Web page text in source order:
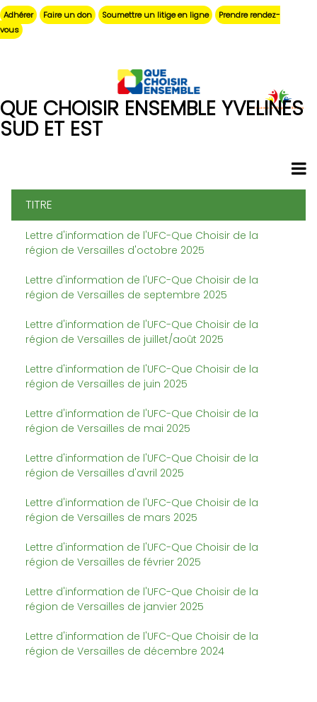
Aller
au
contenu
Adhérer Faire un don Soumettre un litige en ligne
Prendre rendez-
vous
QUE CHOISIR ENSEMBLE YVELINES
SUD ET EST
TITRE
Lettre d'information de l'UFC-Que Choisir de la
région de Versailles d'octobre 2025
Lettre d'information de l'UFC-Que Choisir de la
région de Versailles de septembre 2025
Lettre d'information de l'UFC-Que Choisir de la
région de Versailles de juillet/août 2025
Lettre d'information de l'UFC-Que Choisir de la
région de Versailles de juin 2025
Lettre d'information de l'UFC-Que Choisir de la
région de Versailles de mai 2025
Lettre d'information de l'UFC-Que Choisir de la
région de Versailles d'avril 2025
Lettre d'information de l'UFC-Que Choisir de la
région de Versailles de mars 2025
Lettre d'information de l'UFC-Que Choisir de la
région de Versailles de février 2025
Lettre d'information de l'UFC-Que Choisir de la
région de Versailles de janvier 2025
Lettre d'information de l'UFC-Que Choisir de la
région de Versailles de décembre 2024